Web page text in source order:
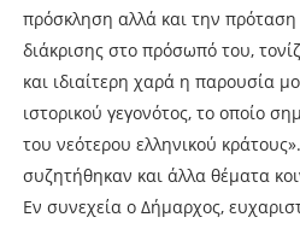
πρόσκληση αλλά και την πρόταση
διάκρισης στο πρόσωπό του,
και ιδιαίτερη χαρά η παρουσία
ιστορικού γεγονότος, το οποίο
του νεότερου ελληνικού
συζητήθηκαν και άλλα θέματα
Εν συνεχεία ο Δήμαρχος,